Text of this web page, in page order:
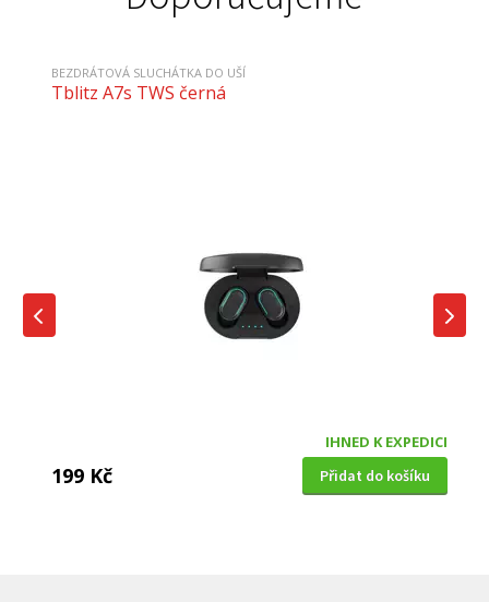
BEZDRÁTOVÁ SLUCHÁTKA DO UŠÍ
Tblitz A7s TWS černá
IHNED K EXPEDICI
199 Kč Přidat do košíku